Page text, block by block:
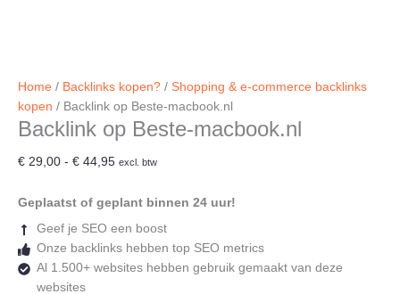
Home / Backlinks kopen? / Shopping & e-commerce backlinks
kopen / Backlink op Beste-macbook.nl
Backlink op Beste-macbook.nl
€ 29,00 - € 44,95Prijsklasse:
tot
excl. btw
Geplaatst of geplant binnen 24 uur!
Geef je SEO een boost
Onze backlinks hebben top SEO metrics
Al 1.500+ websites hebben gebruik gemaakt van deze
websites